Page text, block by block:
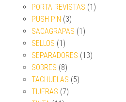
PORTA REVISTAS (1)
PUSH PIN (3)
SACAGRAPAS (1)
SELLOS (1)
SEPARADORES (13)
SOBRES (8)
TACHUELAS (5)
TIJERAS (7)